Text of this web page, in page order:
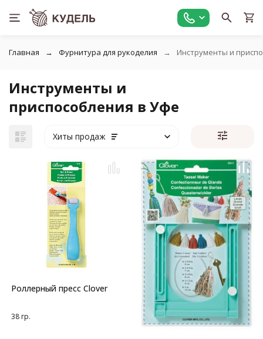
Главная Фурнитура для рукоделия Инструменты и
Инструменты и
приспособления в Уфе
Хиты продаж
Роллерный пресс Clover
38 гр.